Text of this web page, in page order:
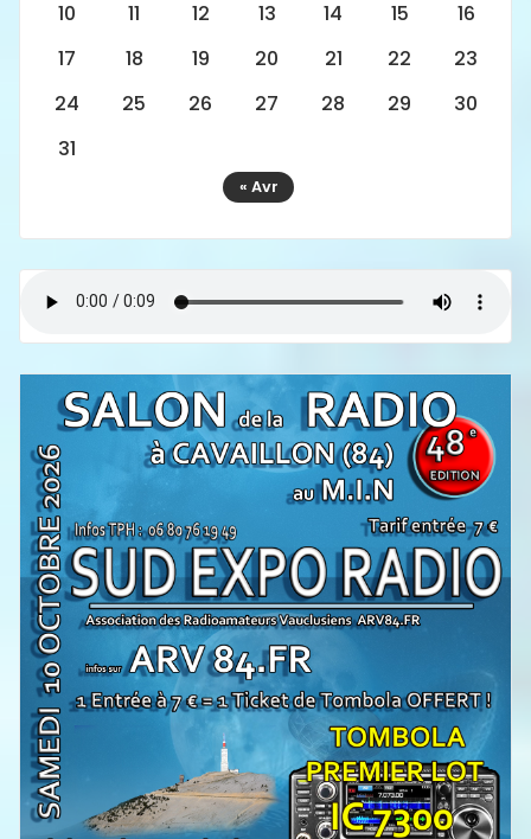
10
11 12 13 14 15
16
17
18 19 20 21 22
23
24
25 26 27 28 29
30
31
« Avr